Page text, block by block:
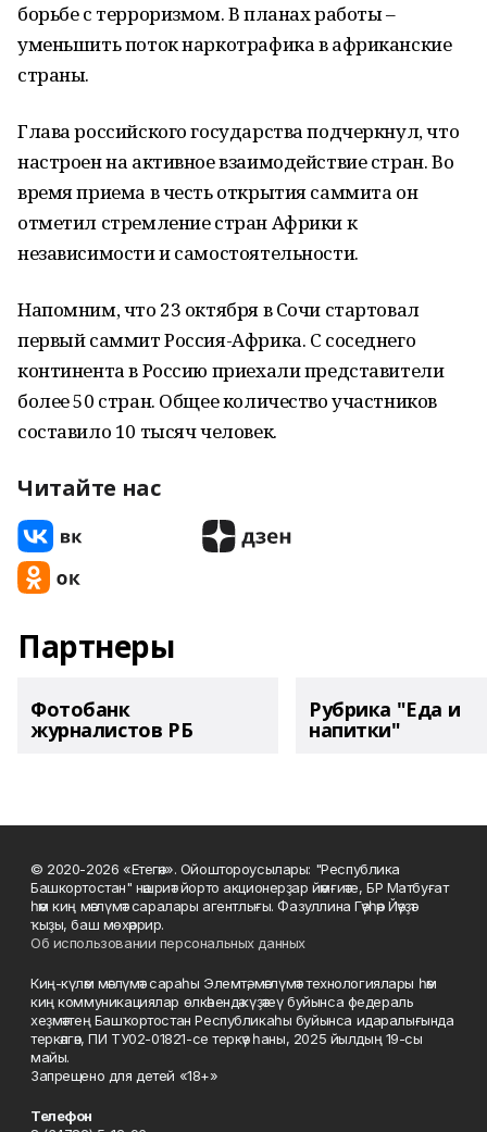
борьбе с терроризмом. В планах работы –
уменьшить поток наркотрафика в африканские
страны.
Глава российского государства подчеркнул, что
настроен на активное взаимодействие стран. Во
время приема в честь открытия саммита он
отметил стремление стран Африки к
независимости и самостоятельности.
Напомним, что 23 октября в Сочи стартовал
первый саммит Россия-Африка. С соседнего
континента в Россию приехали представители
более 50 стран. Общее количество участников
составило 10 тысяч человек.
Читайте нас
Партнеры
Фотобанк
журналистов РБ
Рубрика "Еда и
напитки"
© 2020-2026 «Етегән». Ойоштороусылары: "Республика
Башкортостан" нәшриәт йорто акционерҙар йәмғиәте, БР Матбуғат
һәм киң мәғлүмәт саралары агентлығы. Фазуллина Гәүһәр Йәүҙәт
ҡыҙы, баш мөхәррир.
Об использовании персональных данных
Киң-күләм мәғлүмәт сараһы Элемтә, мәғлүмәт технологиялары һәм
киң коммуникациялар өлкәһендә күҙәтеү буйынса федераль
хеҙмәттең Башҡортостан Республикаһы буйынса идаралығында
теркәлгән, ПИ ТУ02-01821-се теркәү һаны, 2025 йылдың 19-сы
майы.
Запрещено для детей «18+»
Телефон